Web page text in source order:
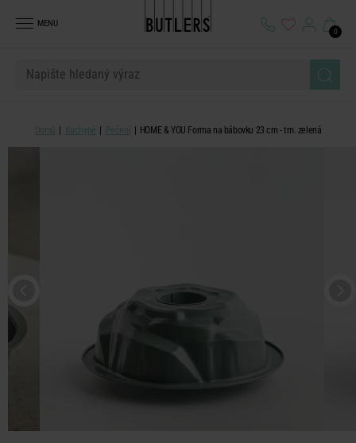
MENU
0
Domů Kuchyně Pečení HOME & YOU Forma na bábovku 23 cm - tm. zelená